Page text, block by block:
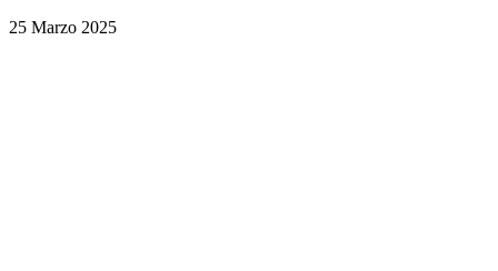
25 Marzo 2025